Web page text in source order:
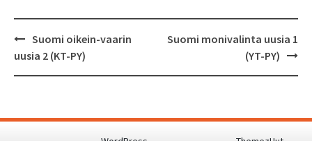
Post
navigation
Suomi oikein-vaarin
uusia 2 (KT-PY)
Suomi monivalinta uusia 1
(YT-PY)